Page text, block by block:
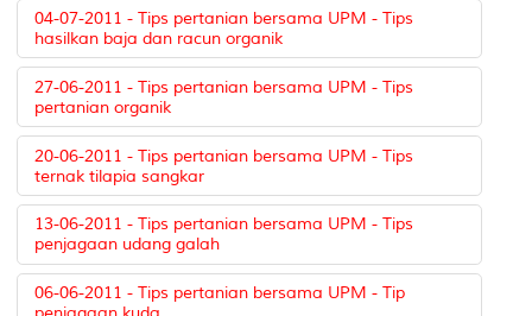
04-07-2011 - Tips pertanian bersama UPM - Tips
hasilkan baja dan racun organik
27-06-2011 - Tips pertanian bersama UPM - Tips
pertanian organik
20-06-2011 - Tips pertanian bersama UPM - Tips
ternak tilapia sangkar
13-06-2011 - Tips pertanian bersama UPM - Tips
penjagaan udang galah
06-06-2011 - Tips pertanian bersama UPM - Tip